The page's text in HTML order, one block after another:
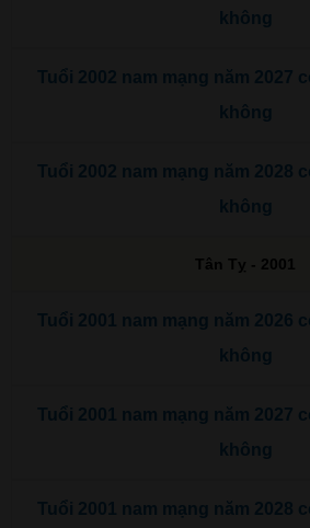
không
Tuổi 2002 nam mạng năm 2027
không
Tuổi 2002 nam mạng năm 2028
không
Tân Tỵ - 2001
Tuổi 2001 nam mạng năm 2026
không
Tuổi 2001 nam mạng năm 2027
không
Tuổi 2001 nam mạng năm 2028